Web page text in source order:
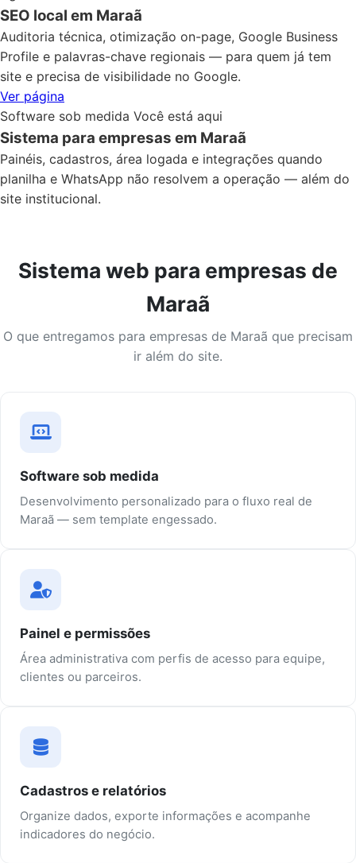
SEO local em Maraã
Auditoria técnica, otimização on-page, Google Business
Profile e palavras-chave regionais — para quem já tem
site e precisa de visibilidade no Google.
Ver página
Software sob medida Você está aqui
Sistema para empresas em Maraã
Painéis, cadastros, área logada e integrações quando
planilha e WhatsApp não resolvem a operação — além do
site institucional.
Sistema web para empresas de
Maraã
O que entregamos para empresas de Maraã que precisam
ir além do site.
Software sob medida
Desenvolvimento personalizado para o fluxo real de
Maraã — sem template engessado.
Painel e permissões
Área administrativa com perfis de acesso para equipe,
clientes ou parceiros.
Cadastros e relatórios
Organize dados, exporte informações e acompanhe
indicadores do negócio.